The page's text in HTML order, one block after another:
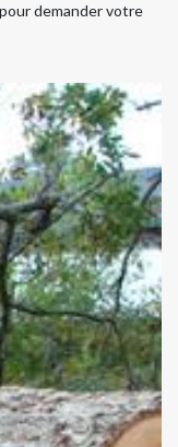
demander votre